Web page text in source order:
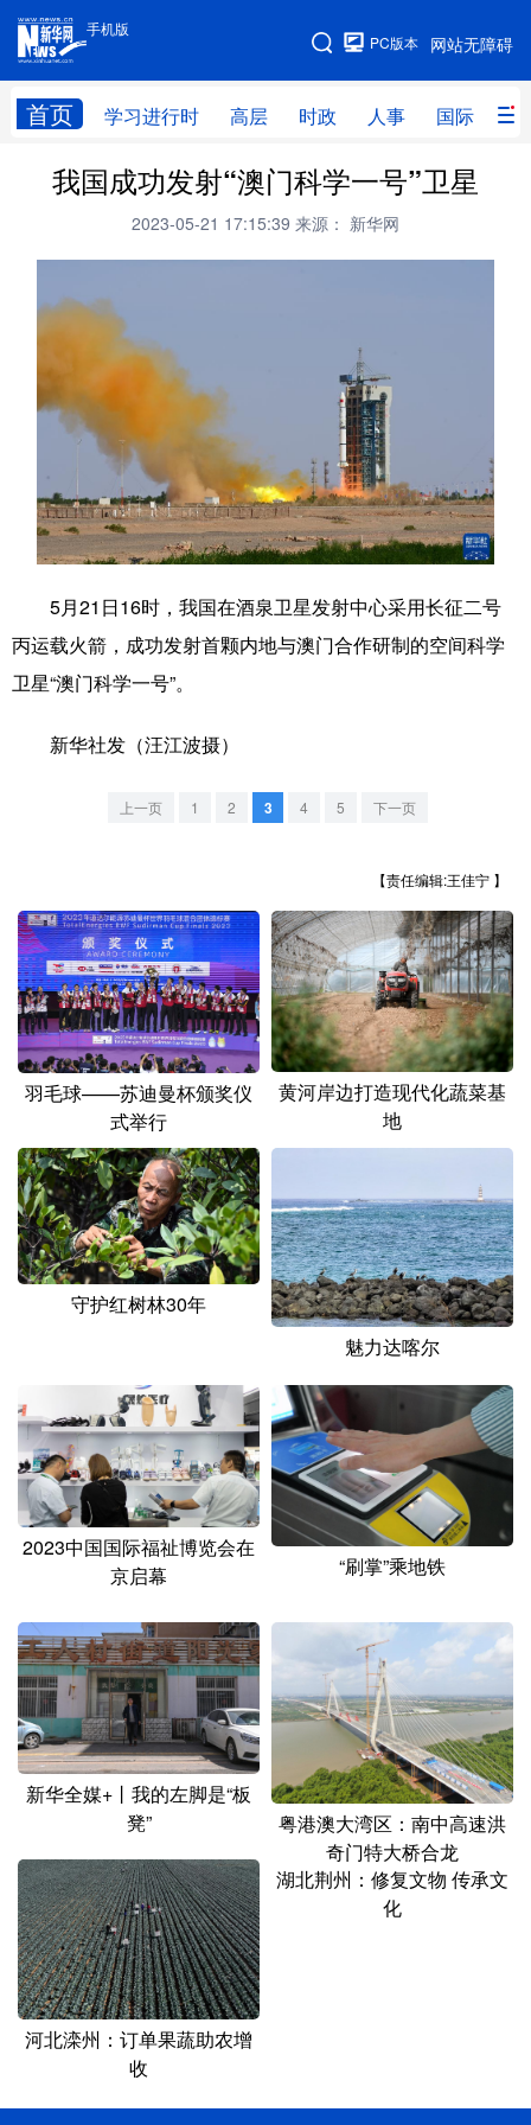
手机版
网站无障碍
PC版本
首页 学习进行时 高层 时政 人事 国际 财
手机版
网站地图
学习进行时 高层 时政 人事
财经 网评
科技
健康
访谈 视频 图片
中央文件 金融
食品 人居 信息化 数字经济
彩票
北京 天津 河北 山西
辽宁 吉林 上海 江苏
浙江 安徽 福建 江西
山东 河南 湖北 湖南
四川 贵州
陕西 甘肃 青海 宁夏
新疆 内蒙古 黑龙江
English Español Français عربى
Русский язык 日本語 한국어
Deutsch Português
我国成功发射“澳门科学一号”卫星
2023-05-21 17:15:39 来源： 新华网
5月21日16时，我国在酒泉卫星发射中心采用长征二号
丙运载火箭，成功发射首颗内地与澳门合作研制的空间科学
卫星“澳门科学一号”。
新华社发（汪江波摄）
上一页 1 2 3 4 5 下一页
【责任编辑:王佳宁 】
羽毛球——苏迪曼杯颁奖仪
式举行
黄河岸边打造现代化蔬菜基
地
守护红树林30年
魅力达喀尔
2023中国国际福祉博览会在
京启幕
“刷掌”乘地铁
新华全媒+丨我的左脚是“板
凳”
粤港澳大湾区：南中高速洪
奇门特大桥合龙
河北滦州：订单果蔬助农增
收
湖北荆州：修复文物 传承文
化